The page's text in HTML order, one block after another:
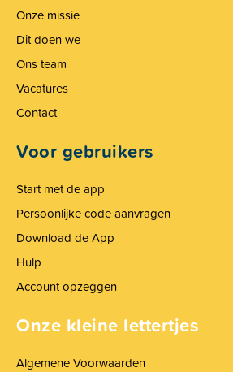
Onze missie
Dit doen we
Ons team
Vacatures
Contact
Voor gebruikers
Start met de app
Persoonlijke code aanvragen
Download de App
Hulp
Account opzeggen
Onze kleine lettertjes
Algemene Voorwaarden